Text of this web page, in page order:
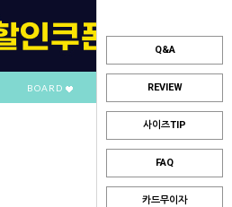
Q&A
REVIEW
사이즈TIP
FAQ
카드무이자
BOARD